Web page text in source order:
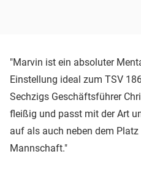
"Marvin ist ein absoluter
Einstellung ideal zum TSV
Sechzigs Geschäftsführer
fleißig und passt mit der Art
auf als auch neben dem
Mannschaft."